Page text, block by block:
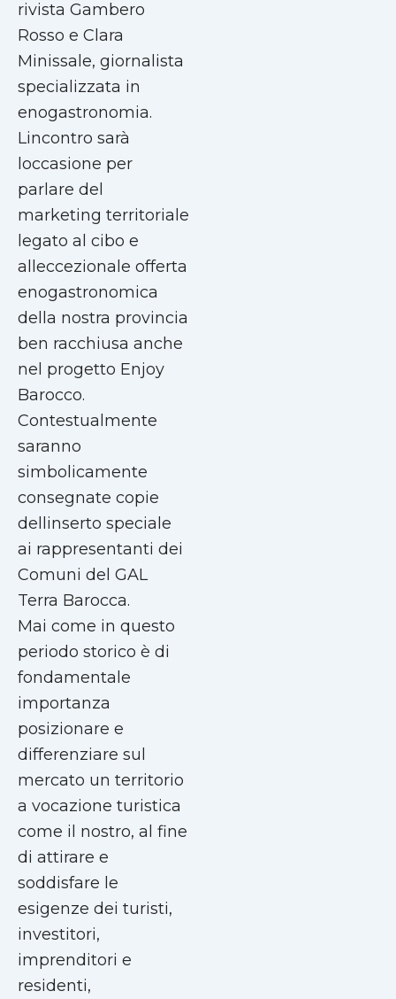
rivista Gambero
Rosso e Clara
Minissale, giornalista
specializzata in
enogastronomia.
Lincontro sarà
loccasione per
parlare del
marketing territoriale
legato al cibo e
alleccezionale offerta
enogastronomica
della nostra provincia
ben racchiusa anche
nel progetto Enjoy
Barocco.
Contestualmente
saranno
simbolicamente
consegnate copie
dellinserto speciale
ai rappresentanti dei
Comuni del GAL
Terra Barocca.
Mai come in questo
periodo storico è di
fondamentale
importanza
posizionare e
differenziare sul
mercato un territorio
a vocazione turistica
come il nostro, al fine
di attirare e
soddisfare le
esigenze dei turisti,
investitori,
imprenditori e
residenti,